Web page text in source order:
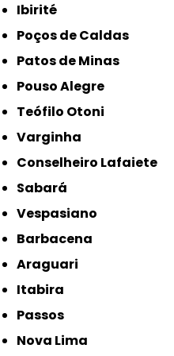
Ibirité
Poços de Caldas
Patos de Minas
Pouso Alegre
Teófilo Otoni
Varginha
Conselheiro Lafaiete
Sabará
Vespasiano
Barbacena
Araguari
Itabira
Passos
Nova Lima